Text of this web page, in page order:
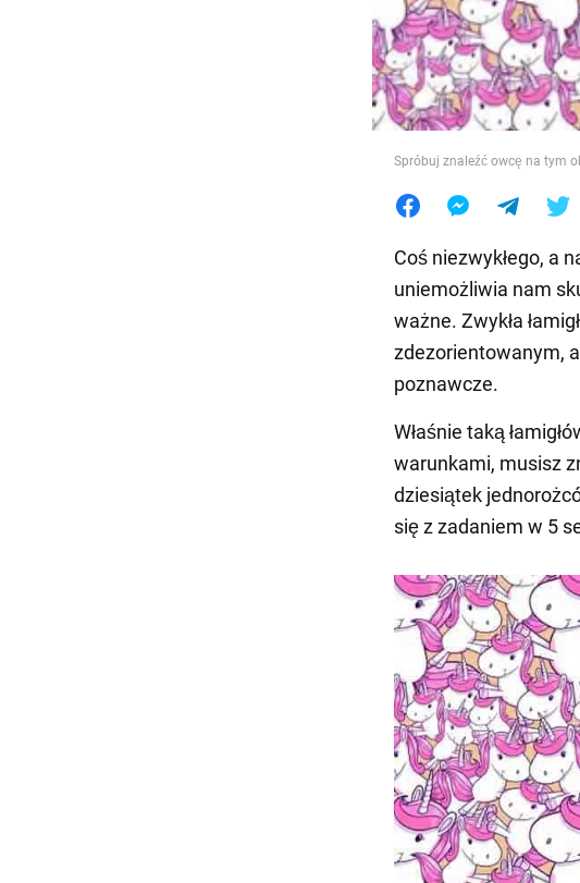
Jedzenie
Spróbuj znaleźć owcę na tym
Coś niezwykłego, a
uniemożliwia nam
ważne. Zwykła
zdezorientowanym,
poznawcze.
Właśnie taką
warunkami, musisz
dziesiątek
się z zadaniem w 5